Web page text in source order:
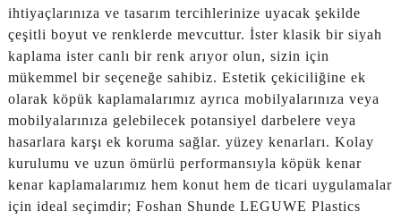
ihtiyaçlarınıza ve tasarım tercihlerinize uyacak şekilde
çeşitli boyut ve renklerde mevcuttur. İster klasik bir siyah
kaplama ister canlı bir renk arıyor olun, sizin için
mükemmel bir seçeneğe sahibiz. Estetik çekiciliğine ek
olarak köpük kaplamalarımız ayrıca mobilyalarınıza veya
mobilyalarınıza gelebilecek potansiyel darbelere veya
hasarlara karşı ek koruma sağlar. yüzey kenarları. Kolay
kurulumu ve uzun ömürlü performansıyla köpük kenar
kenar kaplamalarımız hem konut hem de ticari uygulamalar
için ideal seçimdir; Foshan Shunde LEGUWE Plastics